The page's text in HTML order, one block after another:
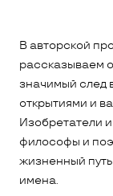
В авторской
рассказываем
значимый след
открытиями и
Изобретатели
философы и
жизненный
имена.